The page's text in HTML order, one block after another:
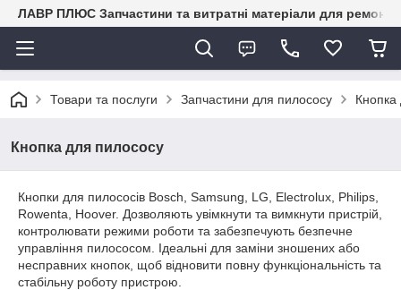
ЛАВР ПЛЮС Запчастини та витратні матеріали для ремонту
Товари та послуги Запчастини для пилососу Кнопка
Кнопка для пилососу
Кнопки для пилососів Bosch, Samsung, LG, Electrolux, Philips,
Rowenta, Hoover. Дозволяють увімкнути та вимкнути пристрій,
контролювати режими роботи та забезпечують безпечне
управління пилососом. Ідеальні для заміни зношених або
несправних кнопок, щоб відновити повну функціональність та
стабільну роботу пристрою.